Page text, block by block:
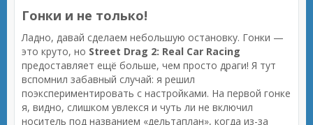
Гонки и не только!
Ладно, давай сделаем небольшую остановку. Гонки —
это круто, но Street Drag 2: Real Car Racing
предоставляет ещё больше, чем просто драги! Я тут
вспомнил забавный случай: я решил
поэкспериментировать с настройками. На первой гонке
я, видно, слишком увлекся и чуть ли не включил
носитель под названием «дельтаплан», когда из-за